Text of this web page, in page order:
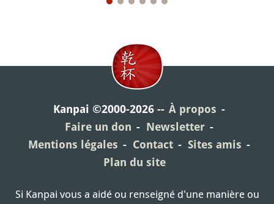
Kanpai ©2000-2026
À propos
Faire un don
Newsletter
Mentions légales
Contact
Sites amis
Plan du site
Si Kanpai vous a aidé ou renseigné d'une manière ou